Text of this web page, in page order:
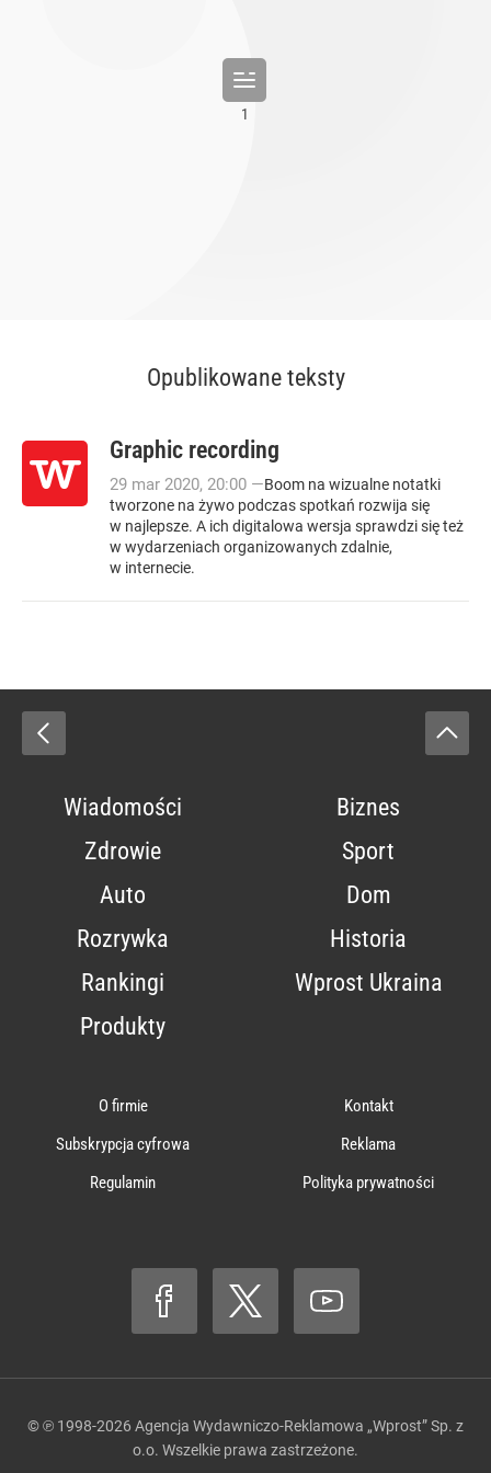
Opublikowane teksty
Graphic recording
29 mar 2020, 20:00 —Boom na wizualne notatki
tworzone na żywo podczas spotkań rozwija się
w najlepsze. A ich digitalowa wersja sprawdzi się też
w wydarzeniach organizowanych zdalnie,
w internecie.
Wiadomości
Biznes
Zdrowie
Sport
Auto
Dom
Rozrywka
Historia
Rankingi
Wprost Ukraina
Produkty
O firmie
Kontakt
Subskrypcja cyfrowa
Reklama
Regulamin
Polityka prywatności
© ℗ 1998-2026 Agencja Wydawniczo-Reklamowa „Wprost” Sp. z
o.o. Wszelkie prawa zastrzeżone.